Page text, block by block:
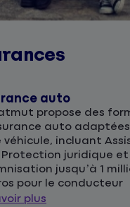
auto
propose des
auto
véhicule, incluant
Protection juridique et
jusqu’à 1
pour le conducteur
plus